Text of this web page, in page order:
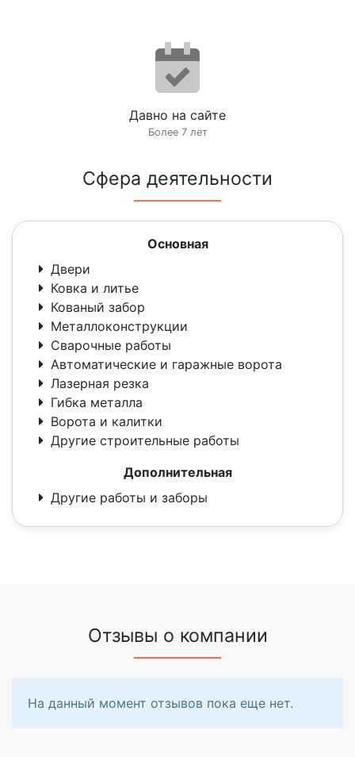
Давно на сайте
Более 7 лет
Сфера деятельности
Основная
Двери
Ковка и литье
Кованый забор
Металлоконструкции
Сварочные работы
Автоматические и гаражные ворота
Лазерная резка
Гибка металла
Ворота и калитки
Другие строительные работы
Дополнительная
Другие работы и заборы
Отзывы о компании
На данный момент отзывов пока еще нет.